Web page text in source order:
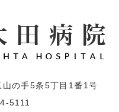
の手5条5丁目1番1号
5111